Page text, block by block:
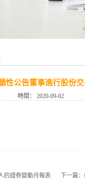
性公告董事進行股份
時間： 2020-09-02
的證券變動月報表 下一篇：